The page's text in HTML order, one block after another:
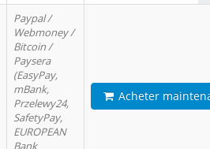
Paypal /
Webmoney /
Bitcoin /
Paysera
(EasyPay,
mBank,
Przelewy24,
SafetyPay,
EUROPEAN
Bank
Acheter